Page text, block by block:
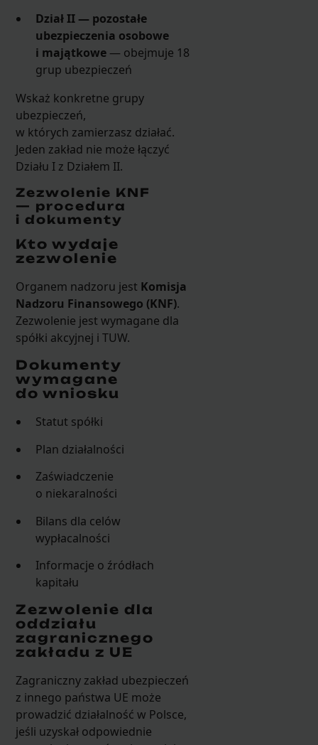
Dział II — pozostałe
ubezpieczenia osobowe
i majątkowe — obejmuje 18
grup ubezpieczeń
Wskaż konkretne grupy
ubezpieczeń,
w których zamierzasz działać.
Jeden zakład nie może łączyć
Działu I z Działem II.
Zezwolenie KNF
— procedura
i dokumenty
Kto wydaje
zezwolenie
Organem nadzoru jest Komisja
Nadzoru Finansowego (KNF).
Zezwolenie jest wymagane dla
spółki akcyjnej i TUW.
Dokumenty
wymagane
do wniosku
Statut spółki
Plan działalności
Zaświadczenie
o niekaralności
Bilans dla celów
wypłacalności
Informacje o źródłach
kapitału
Zezwolenie dla
oddziału
zagranicznego
zakładu z UE
Zagraniczny zakład ubezpieczeń
z innego państwa UE może
prowadzić działalność w Polsce,
jeśli uzyskał odpowiednie